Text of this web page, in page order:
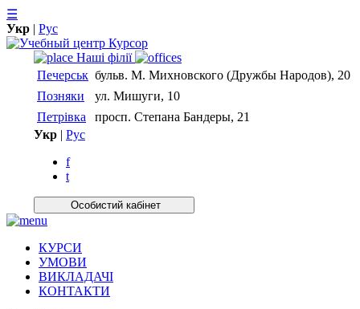
☰
Укр | Рус
Нашi фiлiї
Печерськ бульв. М. Михновского (Дружбы Народов), 20
Позняки
ул. Мишуги, 10
Петрівка
просп. Степана Бандеры, 21
Укр | Рус
f
t
Особистий кабiнет
КУРСИ
УМОВИ
ВИКЛАДАЧІ
КОНТАКТИ